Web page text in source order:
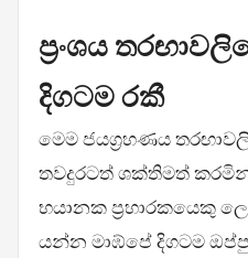
ප්‍රංශය
දිගටම රකී
මෙම ජයග්‍රහණය
තවදුරටත් ශක්තිමත්
භයානක ප්‍රහාරකයෙකු
යන්න මාඹ්පේ දිගටම